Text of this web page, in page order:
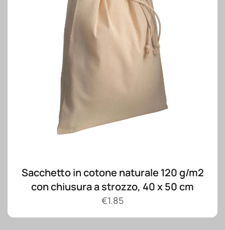
Sacchetto in cotone naturale 120 g/m2
con chiusura a strozzo, 40 x 50 cm
€1.85